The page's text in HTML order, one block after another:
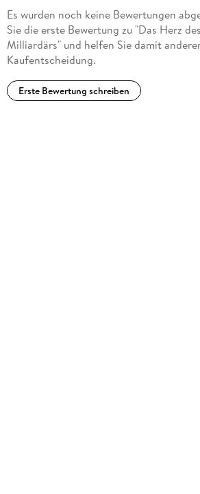
Es wurden noch keine Bewertungen
Sie die erste Bewertung zu "Das Herz
Milliardärs" und helfen Sie damit
Kaufentscheidung.
Erste Bewertung schreiben